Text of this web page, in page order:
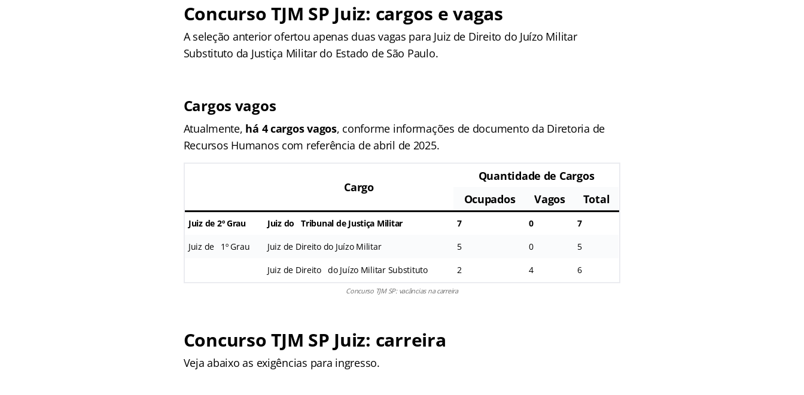
Concurso TJM SP Juiz: cargos e vagas
A seleção anterior ofertou apenas duas vagas para Juiz de Direito do Juízo Militar
Substituto da Justiça Militar do Estado de São Paulo.
Cargos vagos
Atualmente, há 4 cargos vagos, conforme informações de documento da Diretoria de
Recursos Humanos com referência de abril de 2025.
Cargo
Quantidade de Cargos
Ocupados
Vagos Total
Juiz de 2º Grau Juiz do Tribunal de Justiça Militar 7 0 7
Juiz de 1º Grau Juiz de Direito do Juízo Militar 5 0 5
Juiz de Direito do Juízo Militar Substituto 2 4 6
Concurso TJM SP: vacâncias na carreira
Concurso TJM SP Juiz: carreira
Veja abaixo as exigências para ingresso.